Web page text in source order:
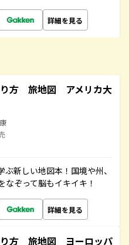
詳細を見る
り方 旅地図 アメリカ大
新しい地図本！国境や州、
ぞって脳もイキイキ！
詳細を見る
り方 旅地図 ヨーロッパ